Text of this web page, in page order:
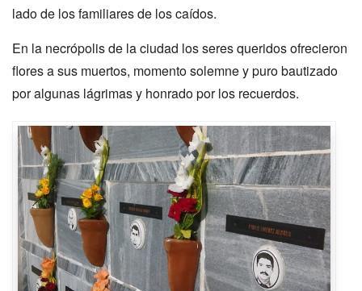
lado de los familiares de los caídos.
En la necrópolis de la ciudad los seres queridos ofrecieron
flores a sus muertos, momento solemne y puro bautizado
por algunas lágrimas y honrado por los recuerdos.